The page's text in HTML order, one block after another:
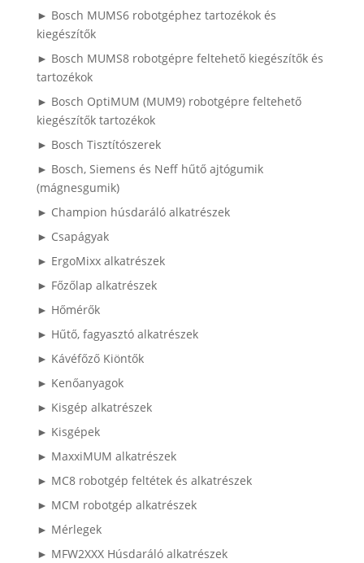
► Bosch MUMS6 robotgéphez tartozékok és
kiegészítők
► Bosch MUMS8 robotgépre feltehető kiegészítők és
tartozékok
► Bosch OptiMUM (MUM9) robotgépre feltehető
kiegészítők tartozékok
► Bosch Tisztítószerek
► Bosch, Siemens és Neff hűtő ajtógumik
(mágnesgumik)
► Champion húsdaráló alkatrészek
► Csapágyak
► ErgoMixx alkatrészek
► Főzőlap alkatrészek
► Hőmérők
► Hűtő, fagyasztó alkatrészek
► Kávéfőző Kiöntők
► Kenőanyagok
► Kisgép alkatrészek
► Kisgépek
► MaxxiMUM alkatrészek
► MC8 robotgép feltétek és alkatrészek
► MCM robotgép alkatrészek
► Mérlegek
► MFW2XXX Húsdaráló alkatrészek